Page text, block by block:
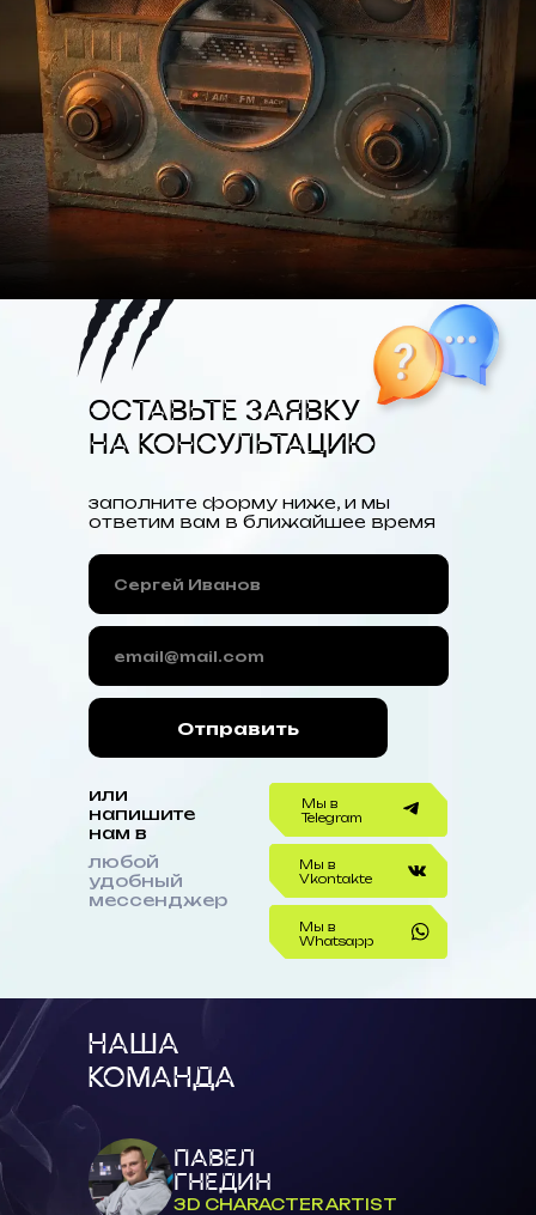
ОСТАВЬТЕ ЗАЯВКУ
НА КОНСУЛЬТАЦИЮ
заполните форму ниже, и мы
ответим вам в ближайшее время
Отправить
Мы в
Whatsapp
Мы в
Telegram
Мы в
Vkontakte
любой
удобный
мессенджер
или
напишите
нам в
НАША
КОМАНДА
ПАВЕЛ
ГНЕДИН
3D CHARACTER ARTIST